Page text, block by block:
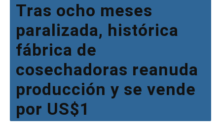
Tras ocho meses
paralizada, histórica
fábrica de
cosechadoras reanuda
producción y se vende
por US$1